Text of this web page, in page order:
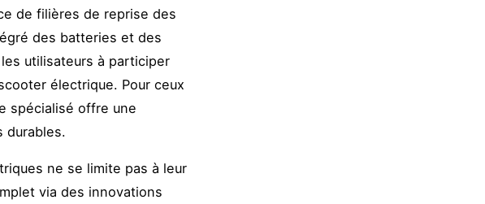
de filières de reprise des
des batteries et des
utilisateurs à participer
électrique. Pour ceux
spécialisé offre une
durables.
ne se limite pas à leur
via des innovations